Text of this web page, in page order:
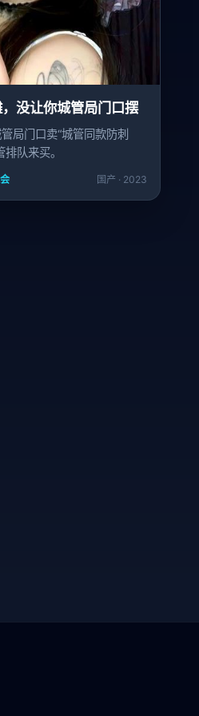
没让你城管局门口摆
局门口卖“城管同款防刺
队来买。
国产 · 2023